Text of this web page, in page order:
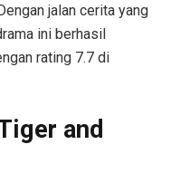
jalan cerita yang
ini berhasil
rating 7.7 di
and